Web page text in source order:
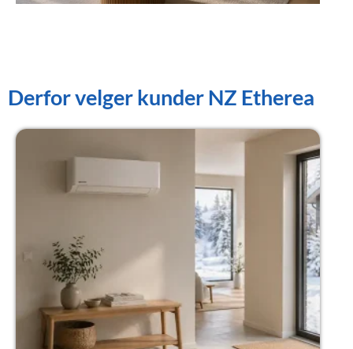
Derfor velger kunder NZ Etherea